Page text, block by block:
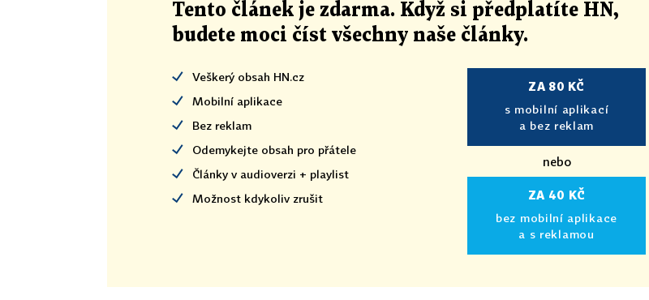
Tento článek je zdarma. Když si předplatíte HN,
budete moci číst všechny naše články.
Veškerý obsah HN.cz
Mobilní aplikace
Bez reklam
Odemykejte obsah pro přátele
Články v audioverzi + playlist
Možnost kdykoliv zrušit
ZA 80 KČ
s mobilní aplikací
a bez reklam
nebo
ZA 40 KČ
bez mobilní aplikace
a s reklamou